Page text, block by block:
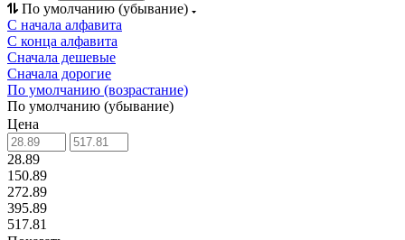
По умолчанию (убывание)
С начала алфавита
С конца алфавита
Сначала дешевые
Сначала дорогие
По умолчанию (возрастание)
По умолчанию (убывание)
Цена
28.89
150.89
272.89
395.89
517.81